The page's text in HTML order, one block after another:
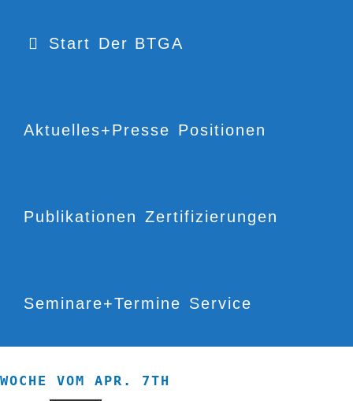
Start Der BTGA
Aktuelles+Presse Positionen
Publikationen Zertifizierungen
Seminare+Termine Service
WOCHE VOM APR. 7TH